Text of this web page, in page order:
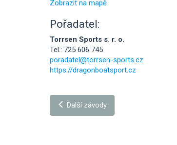
Zobrazit na mapě
Pořadatel:
Torrsen Sports s. r. o.
Tel.: 725 606 745
poradatel@torrsen-sports.cz
https://dragonboatsport.cz
Další závody